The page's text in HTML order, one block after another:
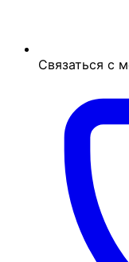
Связаться с